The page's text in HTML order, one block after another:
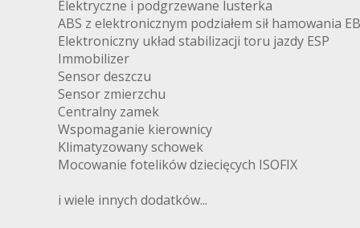
Elektryczne i podgrzewane lusterka
ABS z elektronicznym podziałem sił hamowania
Elektroniczny układ stabilizacji toru jazdy ESP
Immobilizer
Sensor deszczu
Sensor zmierzchu
Centralny zamek
Wspomaganie kierownicy
Klimatyzowany schowek
Mocowanie fotelików dziecięcych ISOFIX
i wiele innych dodatków...